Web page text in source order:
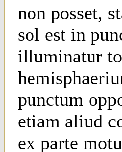
non posset,
sol est in
illuminatur
punctum
etiam aliud
ex parte